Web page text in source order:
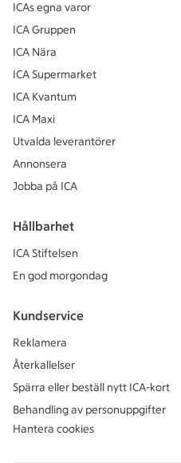
ICAs egna varor
ICA Gruppen
ICA Nära
ICA Supermarket
ICA Kvantum
ICA Maxi
Utvalda leverantörer
Annonsera
Jobba på ICA
Hållbarhet
ICA Stiftelsen
En god morgondag
Kundservice
Reklamera
Återkallelser
Spärra eller beställ nytt ICA-kort
Behandling av personuppgifter
Hantera cookies